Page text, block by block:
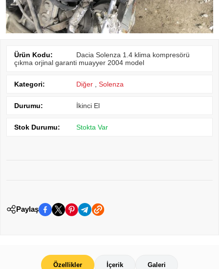
Ürün Kodu:
Dacia Solenza 1.4 klima kompresörü
çıkma orjinal garanti muayyer 2004 model
Kategori: Diğer Solenza
Durumu: İkinci El
Stok Durumu: Stokta Var
Paylaş
Özellikler İçerik Galeri